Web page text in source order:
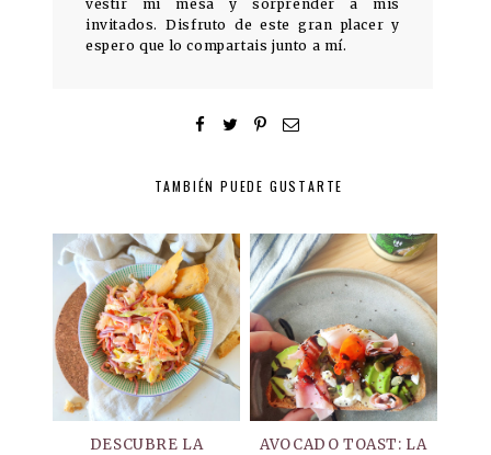
vestir mi mesa y sorprender a mis
invitados. Disfruto de este gran placer y
espero que lo compartais junto a mí.
TAMBIÉN PUEDE GUSTARTE
DESCUBRE LA
AVOCADO TOAST: LA